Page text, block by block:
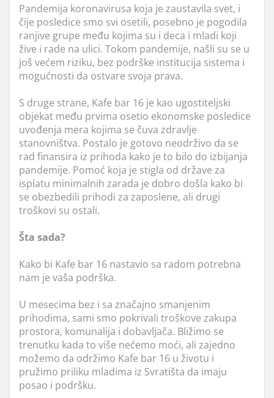
Pandemija koronavirusa koja je zaustavila svet, i
čije posledice smo svi osetili, posebno je pogodila
ranjive grupe među kojima su i deca i mladi koji
žive i rade na ulici. Tokom pandemije, našli su se u
još većem riziku, bez podrške institucija sistema i
mogućnosti da ostvare svoja prava.
S druge strane, Kafe bar 16 je kao ugostiteljski
objekat među prvima osetio ekonomske posledice
uvođenja mera kojima se čuva zdravlje
stanovništva. Postalo je gotovo neodrživo da se
rad finansira iz prihoda kako je to bilo do izbijanja
pandemije. Pomoć koja je stigla od države za
isplatu minimalnih zarada je dobro došla kako bi
se obezbedili prihodi za zaposlene, ali drugi
troškovi su ostali.
Šta sada?
Kako bi Kafe bar 16 nastavio sa radom potrebna
nam je vaša podrška.
U mesecima bez i sa značajno smanjenim
prihodima, sami smo pokrivali troškove zakupa
prostora, komunalija i dobavljača. Bližimo se
trenutku kada to više nećemo moći, ali zajedno
možemo da održimo Kafe bar 16 u životu i
pružimo priliku mladima iz Svratišta da imaju
posao i podršku.